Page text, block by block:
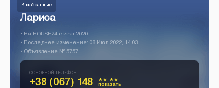
В избранные
Лариса
• На HOUSE24 c июл 2020
• Последнее изменение: 08 Июл 2022, 14:03
• Объявление № 5757
ОСНОВНОЙ ТЕЛЕФОН
+38 (067) 148 ** **
показать